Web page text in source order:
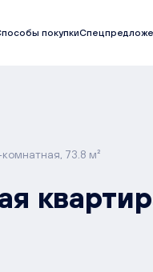
покупки
73.8 м²